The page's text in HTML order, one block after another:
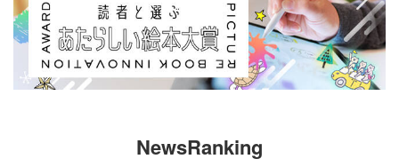
NewsRanking